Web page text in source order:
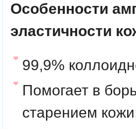
Особенности
эластичности
99,9%
Помогает в
старением